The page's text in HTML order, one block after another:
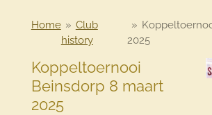
Home » Club
history
»
2025
Koppeltoernooi
Beinsdorp 8 maart
2025